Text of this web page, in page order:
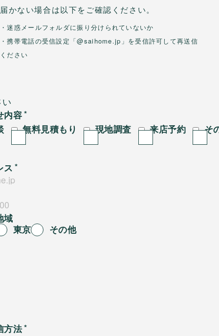
届かない場合は以下をご確認ください。
・迷惑メールフォルダに振り分けられていないか
・携帯電話の受信設定「@saihome.jp」を受信許可して再送信
ください
内容
無料見積もり 現地調査 来店予約 そ
ス
域
東京
その他
方法